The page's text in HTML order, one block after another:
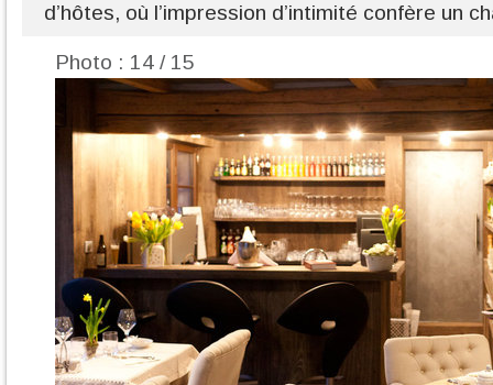
d’hôtes, où l’impression d’intimité confère un
Photo : 14 / 15